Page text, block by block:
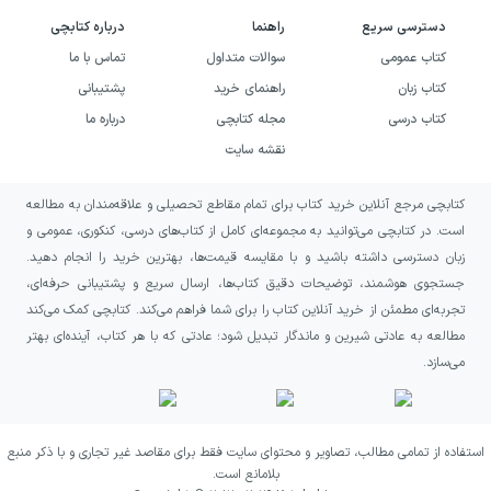
می‌شود؟
اگر به رمان‌های فانتزی و ماجراجویانه علاقه دارید
و از داستان‌هایی دربارهٔ رویارویی انسان‌ها و
موجودات جنی لذت می‌برید، این کتاب می‌تواند
انتخابی مناسب برای شما باشد. خوانندگانی که از
قهرمانان باهوش، گروه‌های چندنفره، دشمنان
حیله‌گر و خطرهایی در مقیاس جهان استقبال
می‌کنند، در این داستان با موقعیتی پرکشمکش
روبه‌رو خواهند شد.
این کتاب همچنین برای کسانی مناسب است که
تفاوت توانایی‌های افراد را در پیشبرد یک مأموریت
دسترسی سریع
کتاب عمومی
کتاب زبان
کتاب درسی
راهنما
سوالات متداول
راهنمای خرید
مجله کتابچی
نقشه سایت
درباره کتابچی
تماس با ما
پشتیبانی
درباره ما
کتابچی مرجع آنلاین خرید کتاب برای تمام مقاطع تحصیلی و علاقه‌مندان به مطالعه
است. در کتابچی می‌توانید به مجموعه‌ای کامل از کتاب‌های درسی، کنکوری، عمومی و
زبان دسترسی داشته باشید و با مقایسه قیمت‌ها، بهترین خرید را انجام دهید.
جستجوی هوشمند، توضیحات دقیق کتاب‌ها، ارسال سریع و پشتیبانی حرفه‌ای،
تجربه‌ای مطمئن از خرید آنلاین کتاب را برای شما فراهم می‌کند. کتابچی کمک می‌کند
مطالعه به عادتی شیرین و ماندگار تبدیل شود؛ عادتی که با هر کتاب، آینده‌ای بهتر
می‌سازد.
استفاده از تمامی مطالب، تصاویر و محتوای سایت فقط برای مقاصد غیر تجاری و با ذکر منبع
بلامانع است.